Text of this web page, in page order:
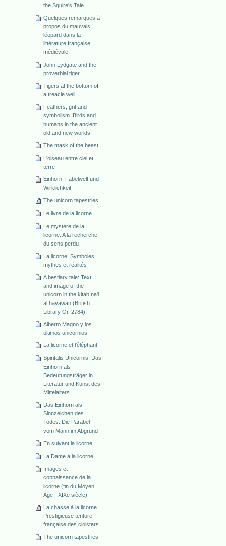
the Squire's Tale
Quelques remarques à
propos du mauvais
léopard dans la
littérature française
médiévale
John Lydgate and the
proverbial tiger
Tigers at the bottom of
a treacle well
Feathers, grit and
symbolism. Birds and
humans in the ancient
old and new worlds
The mask of the beast
L'oiseau entre ciel et
terre
Einhorn. Fabelwelt und
Wirklichkeit
The unicorn tapestries
Le livre de la licorne
Le mystère de la
licorne. A la recherche
du sens perdu
La licorne. Symboles,
mythes et réalités
A bestiary tale: Text
and image of the
unicorn in the kitab na'l
al hayawan (British
Library Or. 2784)
Alberto Magno y los
últimos unicornios
La licorne et l'éléphant
Spiritalis Unicornis. Das
Einhorn als
Bedeutungsträger in
Literatur und Kunst des
Mittelalters
Das Einhorn als
Sinnzeichen des
Todes: Die Parabel
vom Mann im Abgrund
En suivant la licorne
La Dame à la licorne
Images et
connaissance de la
licorne (fin du Moyen
Age - XIXe siècle)
La chasse à la licorne.
Prestigieuse tenture
française des cloisters
The unicorn tapestries